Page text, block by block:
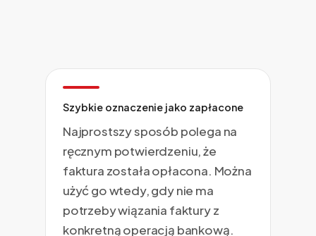
Szybkie oznaczenie jako zapłacone
Najprostszy sposób polega na
ręcznym potwierdzeniu, że
faktura została opłacona. Można
użyć go wtedy, gdy nie ma
potrzeby wiązania faktury z
konkretną operacją bankową.